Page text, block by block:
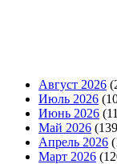
Август 2026
Июль 2026
Июнь 2026
Май 2026
Апрель 2026
Март 2026